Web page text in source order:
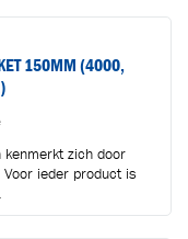
150MM (4000,
kenmerkt zich door
ieder product is